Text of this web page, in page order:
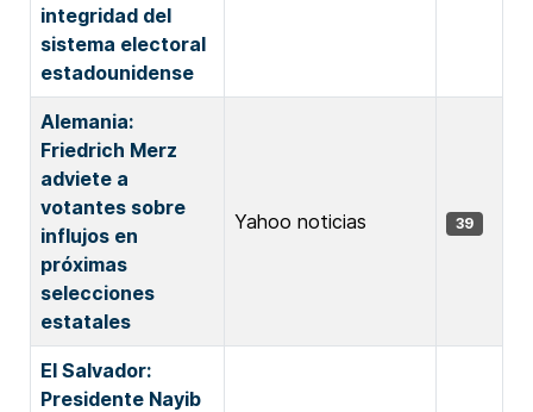
integridad del
sistema electoral
estadounidense
Alemania:
Friedrich Merz
adviete a
votantes sobre
influjos en
próximas
selecciones
estatales
Yahoo noticias 39
El Salvador:
Presidente Nayib